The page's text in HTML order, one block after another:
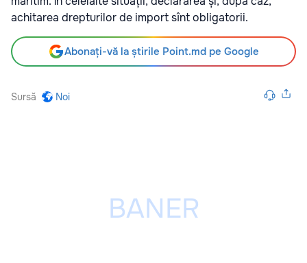
achitarea drepturilor de import sînt obligatorii.
Abonați-vă la știrile Point.md pe Google
Sursă Noi